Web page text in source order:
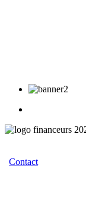
Contact